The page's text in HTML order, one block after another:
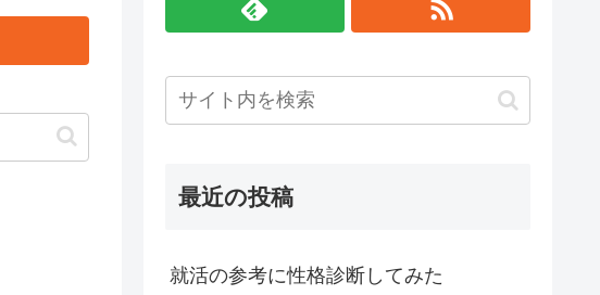
最近の投稿
就活の参考に性格診断してみた